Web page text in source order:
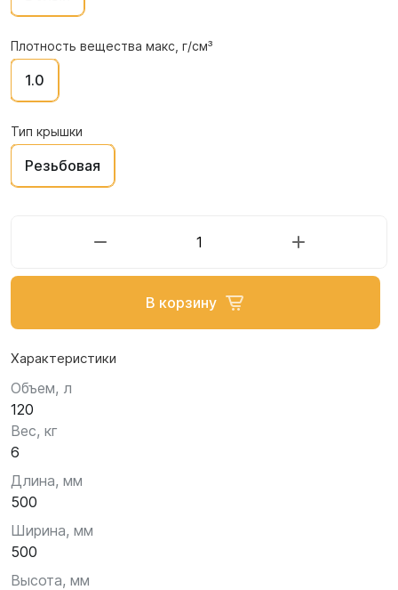
Плотность вещества макс, г/см³
1.0
Тип крышки
Резьбовая
В корзину
Характеристики
Объем, л
120
Вес, кг
6
Длина, мм
500
Ширина, мм
500
Высота, мм